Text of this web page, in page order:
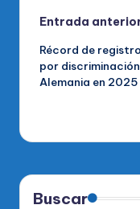
de
entradas
Entrada
Récord de
por
Alemania en 2025
Buscar